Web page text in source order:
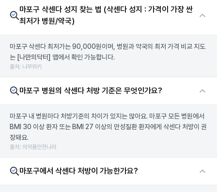
마포구 삭센다 성지 찾는 법 (삭센다 성지 : 가격이 가장 싼
최저가 병원/약국)
마포구 삭센다 최저가는 90,000원이며, 병원과 약국의 최저 가격 비교 지도
는 [나만의닥터] 앱에서 확인 가능합니다.
출처: 나무위키
마포구 병원의 삭센다 처방 기준은 무엇인가요?
마포구 내 병원마다 처방기준의 차이가 있지는 않아요. 마포구 모든 병원에서
BMI 30 이상 환자 또는 BMI 27 이상의 만성질환 환자에게 삭센다 처방이 권
장돼요.
출처: 의약품안전나라
마포구에서 삭센다 처방이 가능한가요?